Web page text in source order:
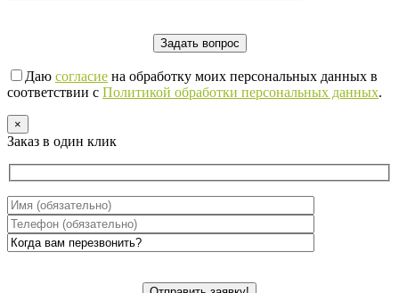
Даю согласие на обработку моих персональных данных в
соответствии с Политикой обработки персональных данных.
×
Заказ в один клик